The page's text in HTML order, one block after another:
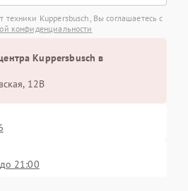
техники Kuppersbusch, Вы соглашаетесь с
конфиденциальности
Kuppersbusch в
12В
21:00